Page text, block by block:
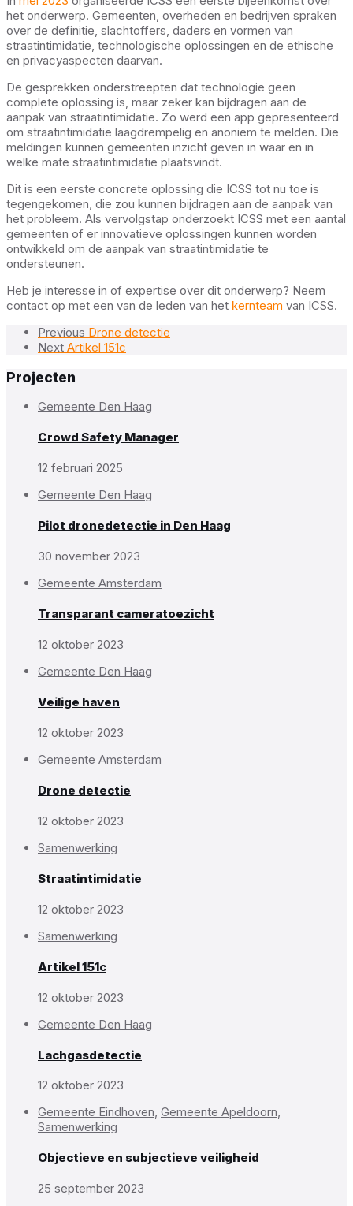
het onderwerp. Gemeenten, overheden en bedrijven spraken
over de definitie, slachtoffers, daders en vormen van
straatintimidatie, technologische oplossingen en de ethische
en privacyaspecten daarvan.
De gesprekken onderstreepten dat technologie geen
complete oplossing is, maar zeker kan bijdragen aan de
aanpak van straatintimidatie. Zo werd een app gepresenteerd
om straatintimidatie laagdrempelig en anoniem te melden. Die
meldingen kunnen gemeenten inzicht geven in waar en in
welke mate straatintimidatie plaatsvindt.
Dit is een eerste concrete oplossing die ICSS tot nu toe is
tegengekomen, die zou kunnen bijdragen aan de aanpak van
het probleem. Als vervolgstap onderzoekt ICSS met een aantal
gemeenten of er innovatieve oplossingen kunnen worden
ontwikkeld om de aanpak van straatintimidatie te
ondersteunen.
Heb je interesse in of expertise over dit onderwerp? Neem
contact op met een van de leden van het kernteam van ICSS.
Previous Drone detectie
Next Artikel 151c
Projecten
Gemeente Den Haag
Crowd Safety Manager
12 februari 2025
Gemeente Den Haag
Pilot dronedetectie in Den Haag
30 november 2023
Gemeente Amsterdam
Transparant cameratoezicht
12 oktober 2023
Gemeente Den Haag
Veilige haven
12 oktober 2023
Gemeente Amsterdam
Drone detectie
12 oktober 2023
Samenwerking
Straatintimidatie
12 oktober 2023
Samenwerking
Artikel 151c
12 oktober 2023
Gemeente Den Haag
Lachgasdetectie
12 oktober 2023
Gemeente Eindhoven, Gemeente Apeldoorn,
Samenwerking
Objectieve en subjectieve veiligheid
25 september 2023